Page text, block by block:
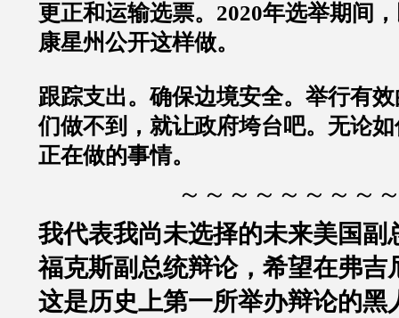
更正和运输选票。2020年选举期间
康星州公开这样做。
跟踪支出。确保边境安全。举行有
们做不到，就让政府垮台吧。无论
正在做的事情。
～～～～～～～～
我代表我尚未选择的未来美国副
福克斯副总统辩论，希望在弗吉
这是历史上第一所举办辩论的黑